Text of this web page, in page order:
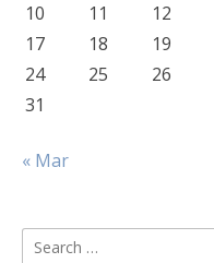
10
11 12
17
18 19
24
25 26
31
« Mar
Search